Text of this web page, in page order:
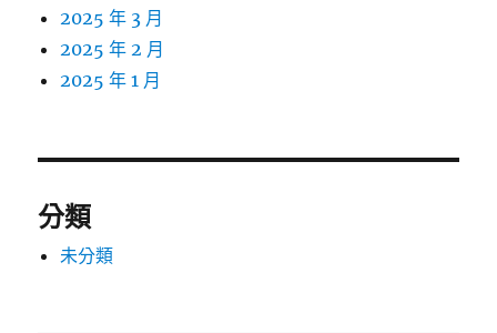
2025 年 3 月
2025 年 2 月
2025 年 1 月
分類
未分類